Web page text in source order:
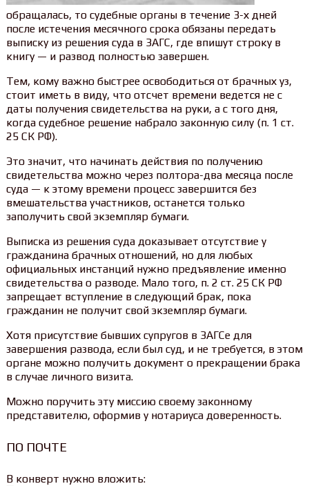
обращалась, то судебные органы в течение 3-х дней
после истечения месячного срока обязаны передать
выписку из решения суда в ЗАГС, где впишут строку в
книгу — и развод полностью завершен.
Тем, кому важно быстрее освободиться от брачных уз,
стоит иметь в виду, что отсчет времени ведется не с
даты получения свидетельства на руки, а с того дня,
когда судебное решение набрало законную силу (п. 1 ст.
25 СК РФ).
Это значит, что начинать действия по получению
свидетельства можно через полтора-два месяца после
суда — к этому времени процесс завершится без
вмешательства участников, останется только
заполучить свой экземпляр бумаги.
Выписка из решения суда доказывает отсутствие у
гражданина брачных отношений, но для любых
официальных инстанций нужно предъявление именно
свидетельства о разводе. Мало того, п. 2 ст. 25 СК РФ
запрещает вступление в следующий брак, пока
гражданин не получит свой экземпляр бумаги.
Хотя присутствие бывших супругов в ЗАГСе для
завершения развода, если был суд, и не требуется, в этом
органе можно получить документ о прекращении брака
в случае личного визита.
Можно поручить эту миссию своему законному
представителю, оформив у нотариуса доверенность.
ПО ПОЧТЕ
В конверт нужно вложить: